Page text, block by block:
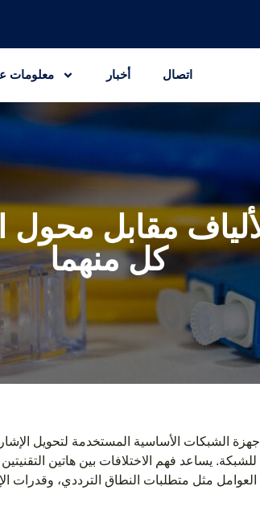
معلومات أخبار اتصال
مقابل
كل منهما
الشبكات الأساسية المستخدمة لتحويل
للشبكة. يساعد فهم الاختلافات بين هاتين
مثل متطلبات النطاق الترددي، وقدرات